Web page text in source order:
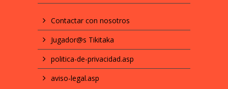
Contactar con nosotros
Jugador@s Tikitaka
politica-de-privacidad.asp
aviso-legal.asp